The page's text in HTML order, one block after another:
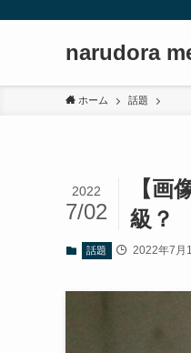
narudora
ホーム 話題
【
級？
2022
7/02
話題 2022年7月